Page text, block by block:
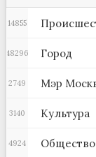
14855
Город
48296
Мэр
2749
Культура
3140
Общество
4924